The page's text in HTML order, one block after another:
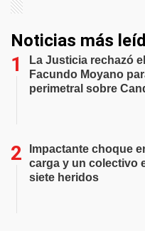
Noticias más
La Justicia rechazó
Facundo Moyano
perimetral sobre
Impactante choque
carga y un colectivo
siete heridos